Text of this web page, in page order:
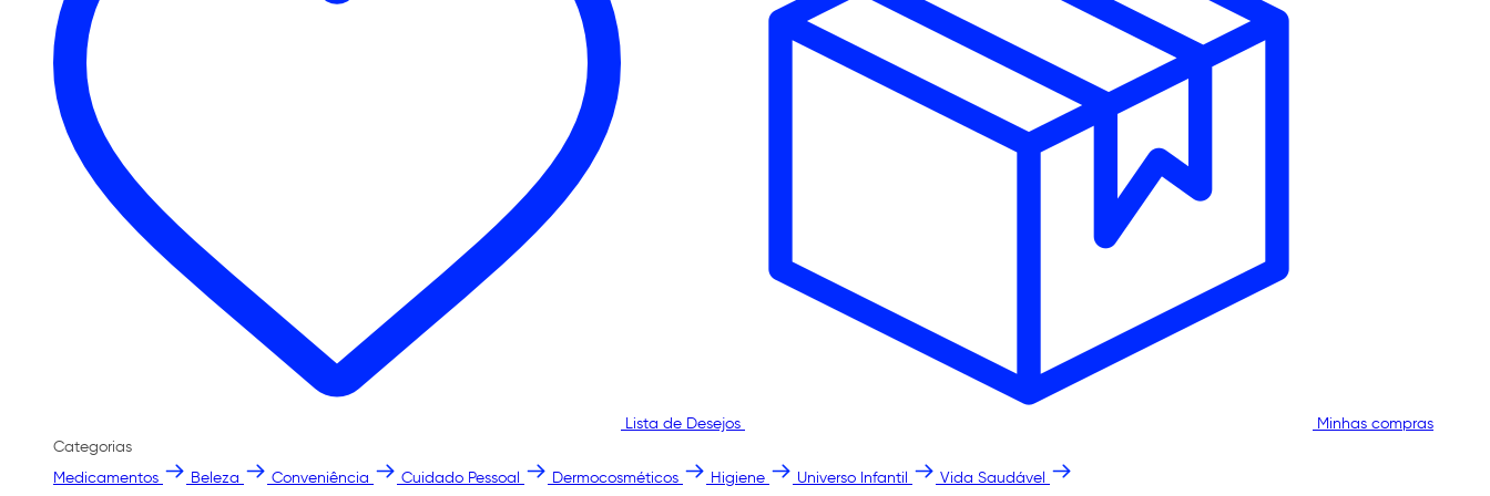
Lista de Desejos
Minhas compras
Categorias
Medicamentos
Beleza Conveniência Cuidado Pessoal Dermocosméticos Higiene Universo Infantil Vida Saudável